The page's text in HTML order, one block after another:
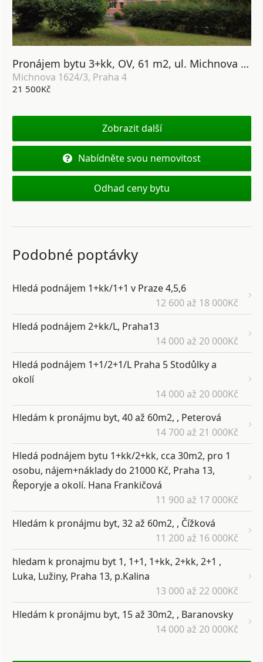
Pronájem bytu 3+kk, OV, 61 m2, ul. Michnova 1624/3, Praha 4 Chodov.
Michnova 1624/3, Praha 4
21 500Kč
Zobrazit další
Nabídněte svou nemovitost
Odhad ceny bytu
Podobné poptávky
Hledá podnájem 1+kk/1+1 v Praze 4,5,6
12 600 až 18 000Kč
Hledá podnájem 2+kk/L, Praha13
14 000 až 20 000Kč
Hledá podnájem 1+1/2+1/L Praha 5 Stodůlky a
okolí
14 000 až 20 000Kč
Hledám k pronájmu byt, 40 až 60m2, , Peterová
14 700 až 21 000Kč
Hledá podnájem bytu 1+kk/2+kk, cca 30m2, pro 1
osobu, nájem+náklady do 21000 Kč, Praha 13,
Řeporyje a okolí. Hana Frankičová
11 900 až 17 000Kč
Hledám k pronájmu byt, 32 až 60m2, , Čížková
11 200 až 16 000Kč
hledam k pronajmu byt 1, 1+1, 1+kk, 2+kk, 2+1 ,
Luka, Lužiny, Praha 13, p.Kalina
13 000 až 22 000Kč
Hledám k pronájmu byt, 15 až 30m2, , Baranovsky
14 000 až 20 000Kč